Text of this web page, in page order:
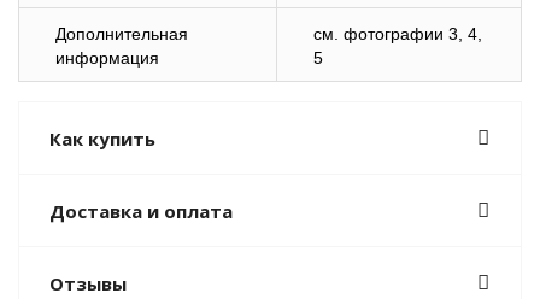
Дополнительная
информация
cм. фотографии 3, 4,
5
Как купить
Доставка и оплата
Отзывы